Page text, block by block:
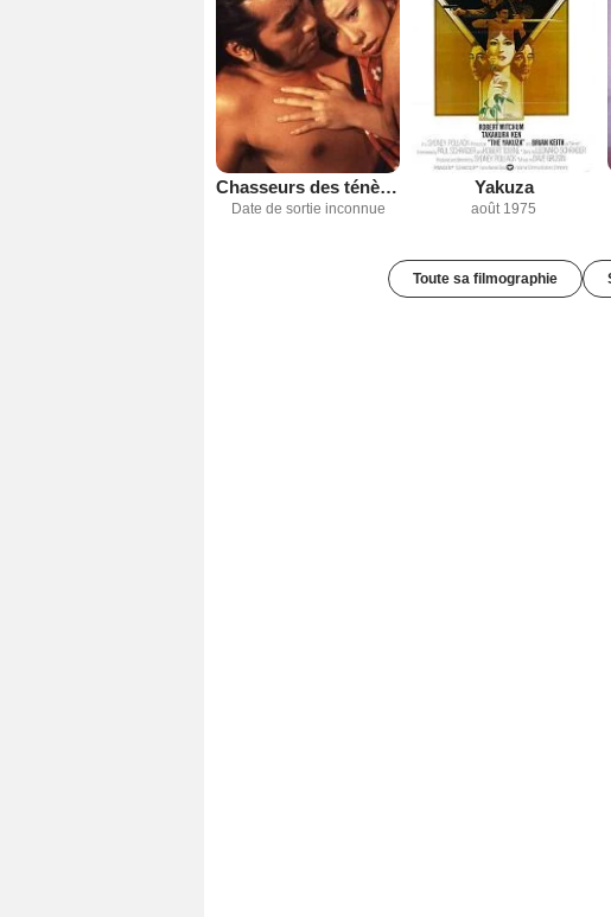
Chasseurs des ténèbres
Date de sortie inconnue
Yakuza
août 1975
Toute sa filmographie